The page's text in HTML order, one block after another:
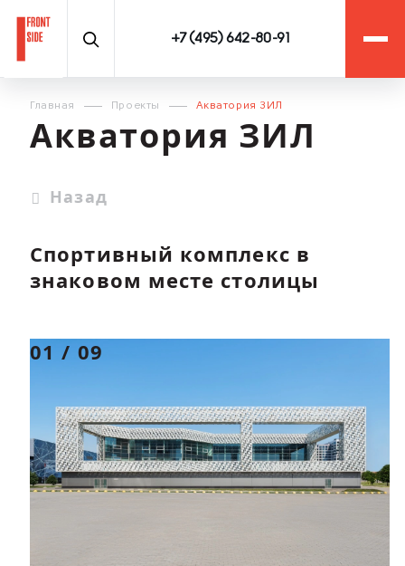
+7 (495) 642-80-91
Главная Проекты Акватория ЗИЛ
Акватория ЗИЛ
Назад
Спортивный комплекс в
знаковом месте столицы
01 / 09